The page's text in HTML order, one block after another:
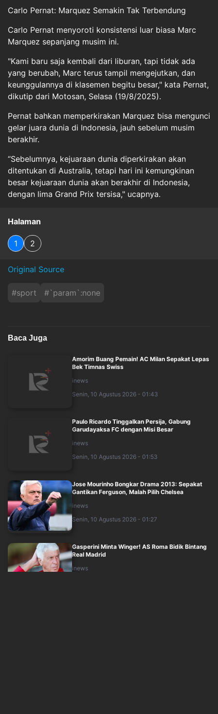
Carlo Pernat: Marquez Semakin Tak Terbendung
Carlo Pernat menyoroti konsistensi luar biasa Marc
Marquez sepanjang musim ini.
"Kami baru saja kembali dari liburan, tapi tidak ada
yang berubah, Marc terus tampil mengejutkan, dan
keunggulannya di klasemen begitu besar," kata Pernat,
dikutip dari Motosan, Selasa (19/8/2025).
Pernat bahkan memperkirakan Marquez bisa mengunci
gelar juara dunia di Indonesia, jauh sebelum musim
berakhir.
“Sebelumnya, kejuaraan dunia diperkirakan akan
ditentukan di Australia, tetapi hari ini kemungkinan
besar kejuaraan dunia akan berakhir di Indonesia,
dengan lima Grand Prix tersisa," ucapnya.
Halaman
1 2
Original Source
#sport #`param`:none
Baca Juga
Amorim Buang Pemain! AC Milan Sepakat Lepas
Bek Timnas Swiss
inews
Senin, 10 Agustus 2026 - 01:43
Paulo Ricardo Tinggalkan Persija, Gabung
Garudayaksa FC dengan Misi Besar
inews
Senin, 10 Agustus 2026 - 01:53
Jose Mourinho Bongkar Drama 2013: Sepakat
Gantikan Ferguson, Malah Pilih Chelsea
inews
Senin, 10 Agustus 2026 - 01:27
Gasperini Minta Winger! AS Roma Bidik Bintang
Real Madrid
inews